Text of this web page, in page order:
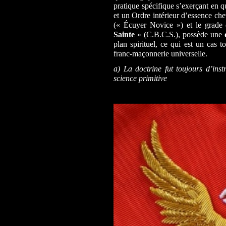
pratique spécifique s’exerçant en
et un Ordre intérieur d’essence
(« Écuyer Novice ») et le
Sainte » (C.B.C.S.), possède une
plan spirituel, ce qui est un cas
franc-maçonnerie universelle.
a) La doctrine fut toujours
science primitive